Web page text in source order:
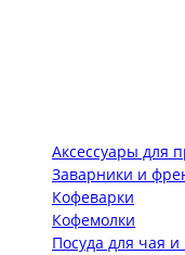
Аксессуары для
Заварники и
Кофеварки
Кофемолки
Посуда для чая и